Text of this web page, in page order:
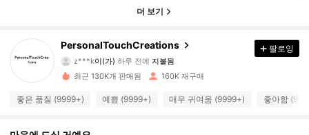
더 보기
PersonalTouchCreations
4.90
95K 팔로워
z***k
이(가) 하루 전에
지불됨
e***8다음 2시간 전
95K 팔로워
팔로잉
최근 130K개 판매됨 160K 재구매
좋은 품질 (9999+) 예쁨 (9999+) 매우 귀여움 (9999+) 좋아함